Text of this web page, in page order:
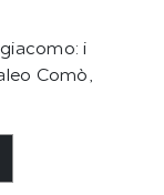
i
Comò,